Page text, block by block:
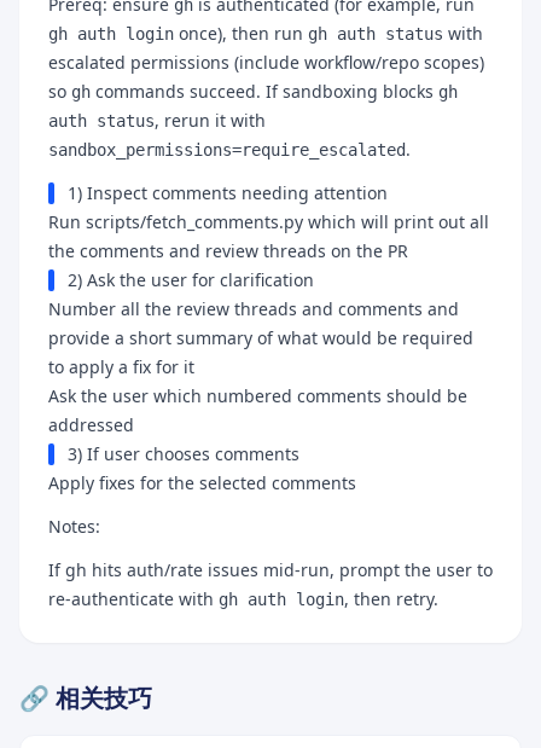
gh
gh auth login once), then run gh auth status with
escalated permissions (include workflow/repo scopes)
so gh commands succeed. If sandboxing blocks gh
auth status, rerun it with
sandbox_permissions=require_escalated.
1) Inspect comments needing attention
Run scripts/fetch_comments.py which will print out all
the comments and review threads on the PR
2) Ask the user for clarification
Number all the review threads and comments and
provide a short summary of what would be required
to apply a fix for it
Ask the user which numbered comments should be
addressed
3) If user chooses comments
Apply fixes for the selected comments
Notes:
If gh hits auth/rate issues mid-run, prompt the user to
re-authenticate with gh auth login, then retry.
🔗 相关技巧